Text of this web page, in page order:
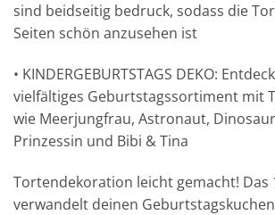
sind beidseitig bedruck, sodass die
Seiten schön anzusehen ist
• KINDERGEBURTSTAGS DEKO:
vielfältiges Geburtstagssortiment mit
wie Meerjungfrau, Astronaut,
Prinzessin und Bibi & Tina
Tortendekoration leicht gemacht! Das
verwandelt deinen